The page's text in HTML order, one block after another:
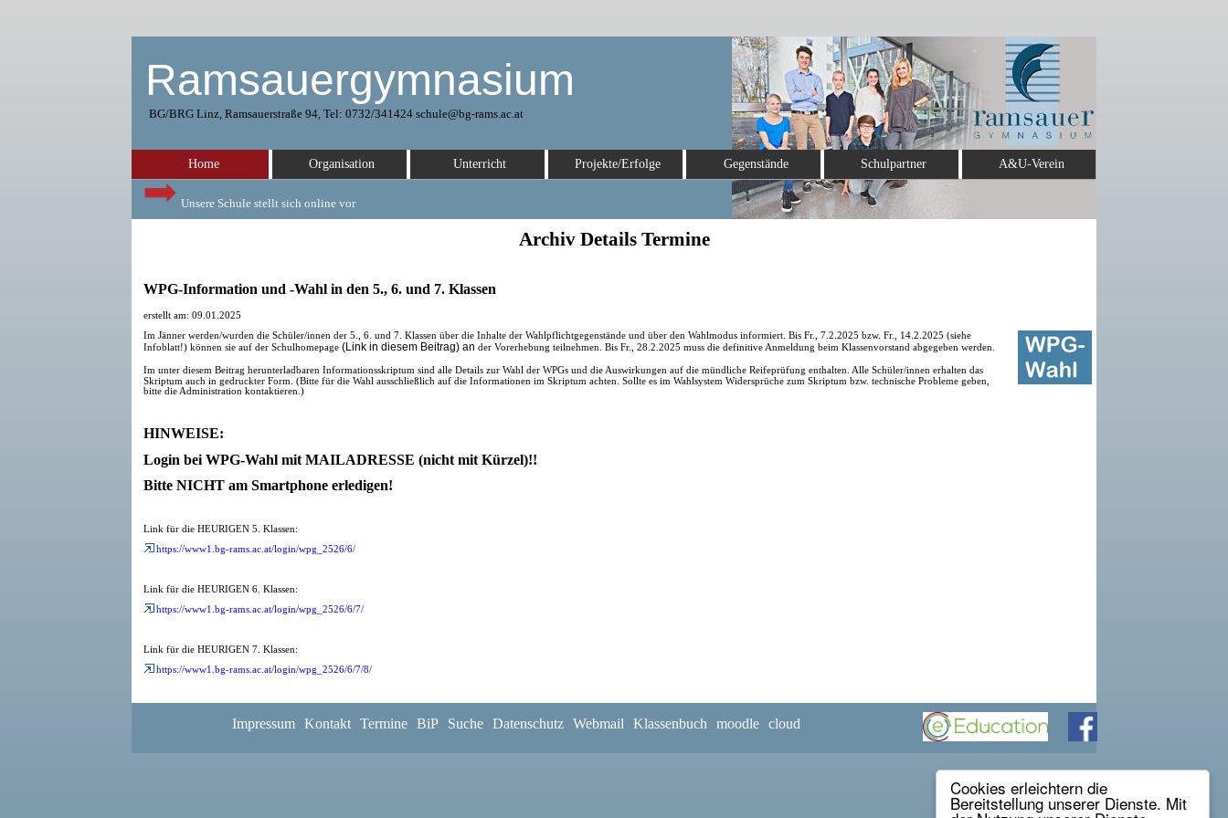
Cookies erleichtern die
Bereitstellung unserer Dienste. Mit
Ramsauergymnasium
BG/BRG Linz, Ramsauerstraße 94, Tel: 0732/341424 schule@bg-rams.ac.at
Unsere Schule stellt sich online vor
Home Organisation Unterricht Projekte/Erfolge Gegenstände Schulpartner A&U-Verein
Archiv Details Termine
WPG-Information und -Wahl in den 5., 6. und 7. Klassen
erstellt am: 09.01.2025
Im Jänner werden/wurden die Schüler/innen der 5., 6. und 7. Klassen über die Inhalte der Wahlpflichtgegenstände und über den Wahlmodus informiert. Bis Fr., 7.2.2025 bzw. Fr., 14.2.2025 (siehe
Infoblatt!) können sie auf der Schulhomepage (Link in diesem Beitrag) an der Vorerhebung teilnehmen. Bis Fr., 28.2.2025 muss die definitive Anmeldung beim Klassenvorstand abgegeben werden.
Im unter diesem Beitrag herunterladbaren Informationsskriptum sind alle Details zur Wahl der WPGs und die Auswirkungen auf die mündliche Reifeprüfung enthalten. Alle Schüler/innen erhalten das
Skriptum auch in gedruckter Form. (Bitte für die Wahl ausschließlich auf die Informationen im Skriptum achten. Sollte es im Wahlsystem Widersprüche zum Skriptum bzw. technische Probleme geben,
bitte die Administration kontaktieren.)
HINWEISE:
Login bei WPG-Wahl mit MAILADRESSE (nicht mit Kürzel)!!
Bitte NICHT am Smartphone erledigen!
Link für die HEURIGEN 5. Klassen:
https://www1.bg-rams.ac.at/login/wpg_2526/6/
Link für die HEURIGEN 6. Klassen:
https://www1.bg-rams.ac.at/login/wpg_2526/6/7/
Link für die HEURIGEN 7. Klassen:
https://www1.bg-rams.ac.at/login/wpg_2526/6/7/8/
Impressum Kontakt Termine BiP Suche Datenschutz Webmail Klassenbuch moodle cloud